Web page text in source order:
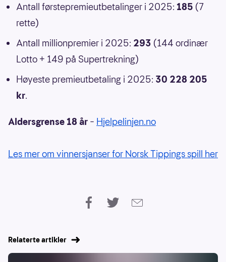
Antall førstepremieutbetalinger i 2025: 185 (7
rette)
Antall millionpremier i 2025: 293 (144 ordinær
Lotto + 149 på Supertrekning)
Høyeste premieutbetaling i 2025: 30 228 205
kr.
Aldersgrense 18 år – Hjelpelinjen.no
Les mer om vinnersjanser for Norsk Tippings spill her
Relaterte artikler